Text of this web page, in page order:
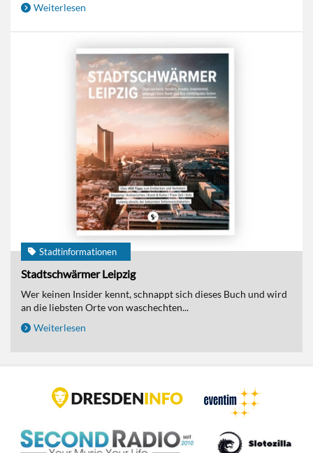
Weiterlesen
Stadtinformationen
Stadtschwärmer Leipzig
Wer keinen Insider kennt, schnappt sich dieses Buch und wird
an die liebsten Orte von waschechten...
Weiterlesen